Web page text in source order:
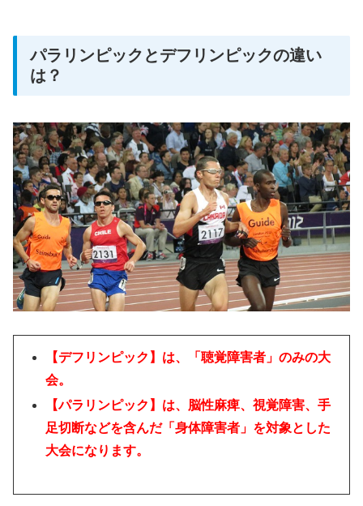
パラリンピックとデフリンピックの違い
は？
【デフリンピック】は、「聴覚障害者」のみの大
会。
【パラリンピック】は、脳性麻痺、視覚障害、手
足切断などを含んだ「身体障害者」を対象とした
大会になります。